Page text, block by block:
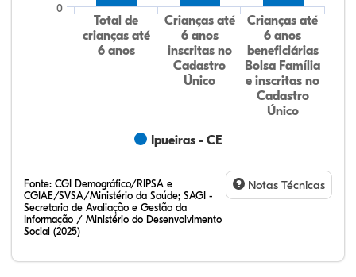
Ipueiras - CE
Total de
crianças até
6 anos
Crianças até
6 anos
inscritas no
Cadastro
Único
Crianças até
6 anos
beneficiárias
Bolsa Família
e inscritas no
Cadastro
Único
0
Fonte: CGI Demográfico/RIPSA e
CGIAE/SVSA/Ministério da Saúde; SAGI -
Secretaria de Avaliação e Gestão da
Informação / Ministério do Desenvolvimento
Social (2025)
Notas Técnicas